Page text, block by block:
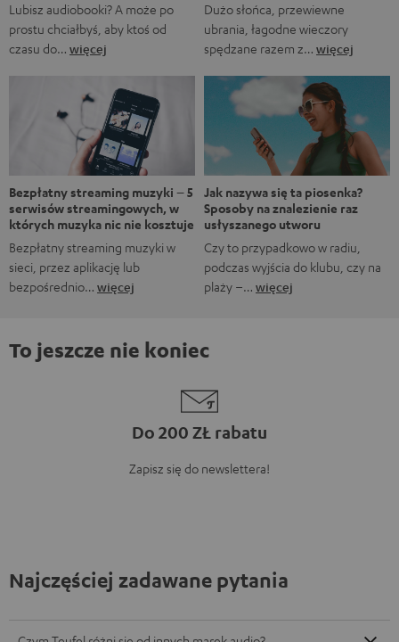
Lubisz audiobooki? A może po
prostu chciałbyś, aby ktoś od
czasu do… więcej
Dużo słońca, przewiewne
ubrania, łagodne wieczory
spędzane razem z… więcej
Bezpłatny streaming muzyki – 5
serwisów streamingowych, w
których muzyka nic nie kosztuje
Bezpłatny streaming muzyki w
sieci, przez aplikację lub
bezpośrednio… więcej
Jak nazywa się ta piosenka?
Sposoby na znalezienie raz
usłyszanego utworu
Czy to przypadkowo w radiu,
podczas wyjścia do klubu, czy na
plaży –… więcej
To jeszcze nie koniec
Do 200 ZŁ rabatu
Zapisz się do newslettera!
Najczęściej zadawane pytania